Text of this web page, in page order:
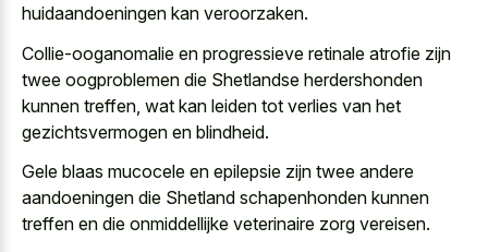
huidaandoeningen kan veroorzaken.
Collie-ooganomalie en progressieve retinale atrofie zijn
twee oogproblemen die Shetlandse herdershonden
kunnen treffen, wat kan leiden tot verlies van het
gezichtsvermogen en blindheid.
Gele blaas mucocele en epilepsie zijn twee andere
aandoeningen die Shetland schapenhonden kunnen
treffen en die onmiddellijke veterinaire zorg vereisen.